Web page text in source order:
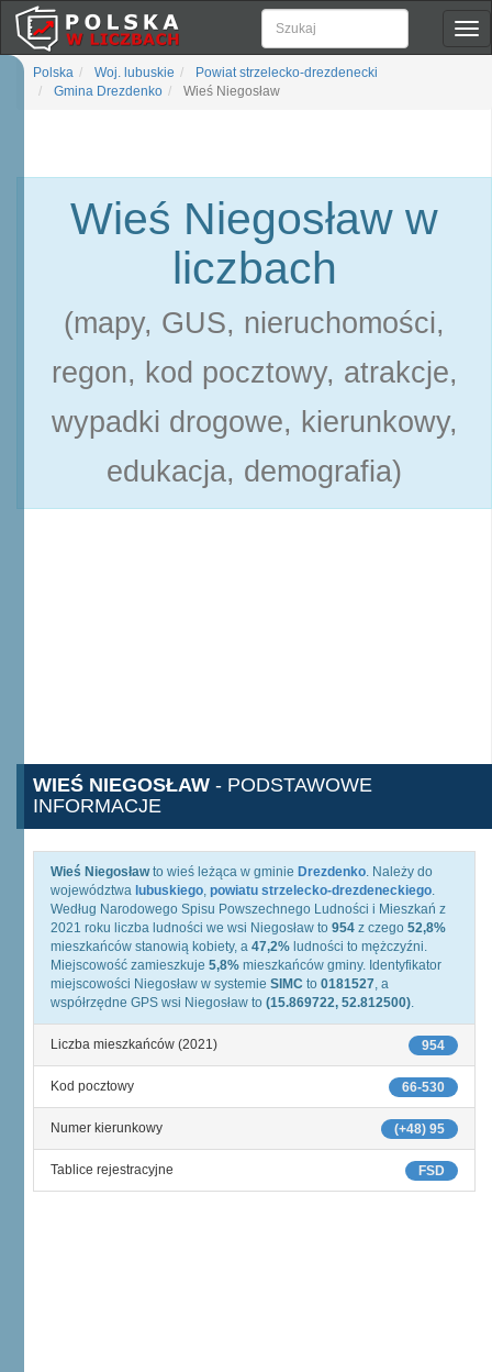
Polska Woj. lubuskie
Powiat strzelecko-drezdenecki
Gmina Drezdenko
Wieś Niegosław
Wieś Niegosław w
liczbach
(mapy, GUS, nieruchomości,
regon, kod pocztowy, atrakcje,
wypadki drogowe, kierunkowy,
edukacja, demografia)
WIEŚ NIEGOSŁAW - PODSTAWOWE
INFORMACJE
Wieś Niegosławto wieś leżąca w gminie Drezdenko. Należy do
województwa lubuskiego, powiatu strzelecko-drezdeneckiego.
Według Narodowego Spisu Powszechnego Ludności i Mieszkań z
2021 roku liczba ludności we wsi Niegosław to 954 z czego 52,8%
mieszkańców stanowią kobiety, a 47,2% ludności to mężczyźni.
Miejscowość zamieszkuje 5,8% mieszkańców gminy. Identyfikator
miejscowości Niegosław w systemie SIMC to 0181527, a
współrzędne GPS wsi Niegosław to (15.869722, 52.812500).
954
Liczba mieszkańców (2021)
66-530
Kod pocztowy
(+48) 95
Numer kierunkowy
FSD
Tablice rejestracyjne